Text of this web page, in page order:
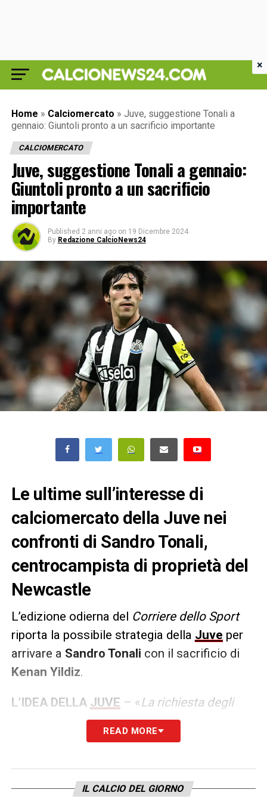
Home » Calciomercato » Juve, suggestione Tonali a
gennaio: Giuntoli pronto a un sacrificio importante
CALCIOMERCATO
Juve, suggestione Tonali a gennaio:
Giuntoli pronto a un sacrificio
importante
Published 2 anni ago on 19 Dicembre 2024
By Redazione CalcioNews24
Le ultime sull’interesse di
calciomercato della Juve nei
confronti di Sandro Tonali,
centrocampista di proprietà del
Newcastle
L’edizione odierna del Corriere dello Sport
riporta la possibile strategia della Juve per
arrivare a Sandro Tonali con il sacrificio di
Kenan Yildiz.
L’IDEA DELLA JUVE – «La richiesta degli
inglesi, infatti, si aggira intorno ai 55 milioni
di euro. Una cifra che la Juventus potrebbe
utili anche per l’acquisto di Antonio Silva in
READ MORE
IL CALCIO DEL GIORNO
×